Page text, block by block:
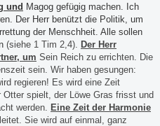
und Magog gefügig machen. Ich
Der Herr benützt die Politik, um
der Menschheit. Alle sollen
(siehe 1 Tim 2,4).
Der Herr
um Sein Reich zu errichten. Die
sein. Wir haben gesungen:
regieren! Es wird eine Zeit
spielt, der Löwe Gras frisst und
werden.
Eine Zeit der Harmonie
Sie wird auf einmal, ganz